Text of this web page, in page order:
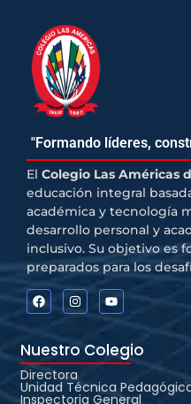
"Formando líderes,
El Colegio Las Américas
educación integral
académica y tecnología
desarrollo personal y
inclusivo. Su objetivo es
preparados para los
Nuestro Colegio
Directora
Unidad Técnica
Inspectoria General